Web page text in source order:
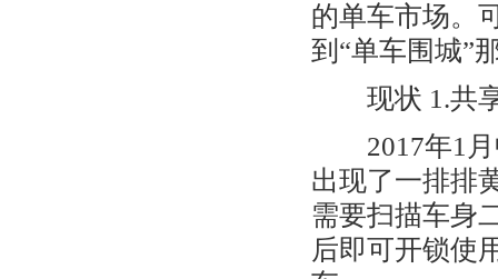
的单车市场。
到“单车围城”
现状 1.共享
2017年1月
出现了一排排
需要扫描车身
后即可开锁使